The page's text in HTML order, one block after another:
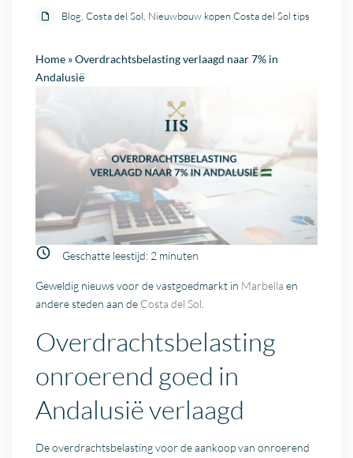
Blog,Costa del Sol, Nieuwbouw kopen Costa del Sol tips
Home »Overdrachtsbelasting verlaagd naar 7% in
Andalusië
Geschatte leestijd: 2 minuten
Geweldig nieuws voor de vastgoedmarkt in Marbella en
andere steden aan de Costa del Sol
Overdrachtsbelasting
onroerend goed in
Andalusië verlaagd
De overdrachtsbelasting voor de aankoop van onroerend